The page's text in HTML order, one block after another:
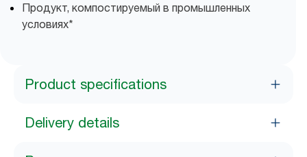
Продукт, компостируемый в промышленных
условиях*
Product specifications
Delivery details